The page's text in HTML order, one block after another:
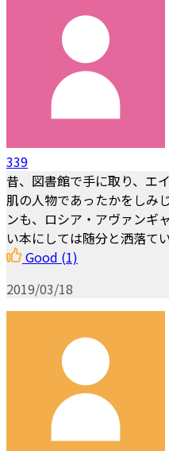
339
昔、図書館で手に取り、エ
肌の人物であったかをしみ
ンも、ロシア・アヴァンギ
い本にしては随分と洒落て
Good (1)
2019/03/18